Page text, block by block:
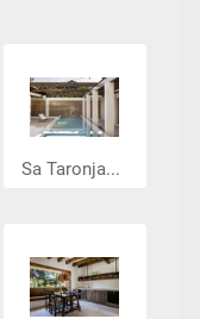
Sa Taronja...